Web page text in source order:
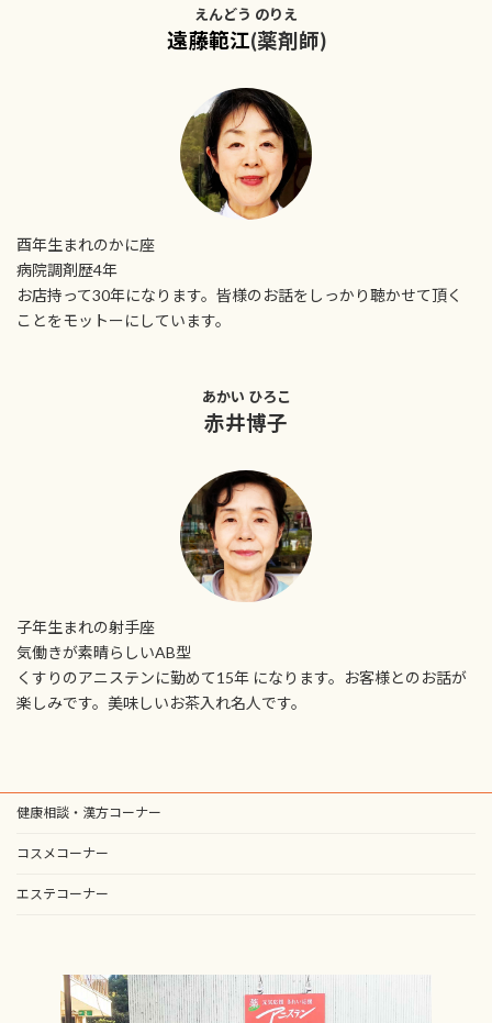
えんどう のりえ
遠藤範江(薬剤師)
酉年生まれのかに座
病院調剤歴4年
お店持って30年になります。皆様のお話をしっかり聴かせて頂く
ことをモットーにしています。
あかい ひろこ
赤井博子
子年生まれの射手座
気働きが素晴らしいAB型
くすりのアニステンに勤めて15年 になります。お客様とのお話が
楽しみです。美味しいお茶入れ名人です。
健康相談・漢方コーナー
コスメコーナー
エステコーナー